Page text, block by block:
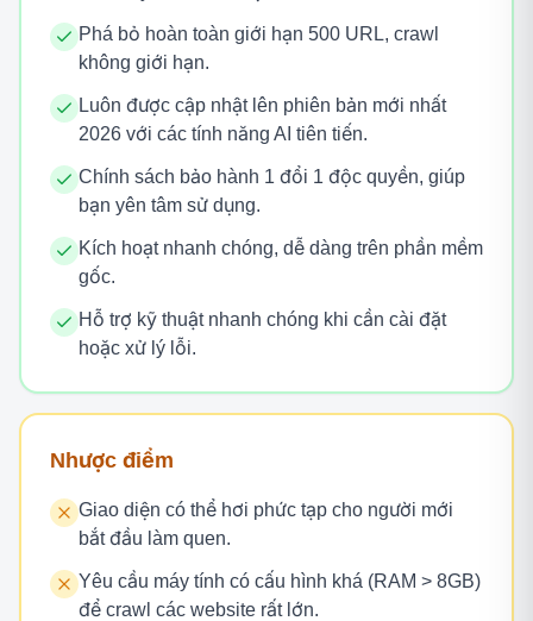
Phá bỏ hoàn toàn giới hạn 500 URL, crawl
không giới hạn.
Luôn được cập nhật lên phiên bản mới nhất
2026 với các tính năng AI tiên tiến.
Chính sách bảo hành 1 đổi 1 độc quyền, giúp
bạn yên tâm sử dụng.
Kích hoạt nhanh chóng, dễ dàng trên phần mềm
gốc.
Hỗ trợ kỹ thuật nhanh chóng khi cần cài đặt
hoặc xử lý lỗi.
Nhược điểm
Giao diện có thể hơi phức tạp cho người mới
bắt đầu làm quen.
Yêu cầu máy tính có cấu hình khá (RAM > 8GB)
để crawl các website rất lớn.